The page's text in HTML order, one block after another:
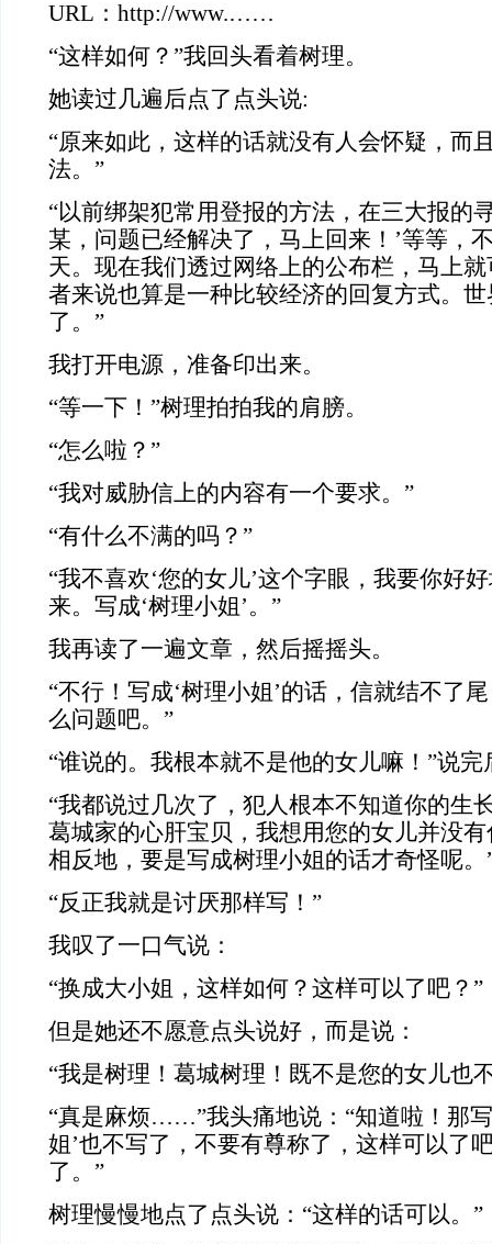
URL：http://www.……
“这样如何？”我回头看着树理。
她读过几遍后点了点头说:
“原来如此，这样的话就没有人会怀疑，而
法。”
“以前绑架犯常用登报的方法，在三大报的
某，问题已经解决了，马上回来！’等等，
天。现在我们透过网络上的公布栏，马上
者来说也算是一种比较经济的回复方式。
了。”
我打开电源，准备印出来。
“等一下！”树理拍拍我的肩膀。
“怎么啦？”
“我对威胁信上的内容有一个要求。”
“有什么不满的吗？”
“我不喜欢‘您的女儿’这个字眼，我要你好
来。写成‘树理小姐’。”
我再读了一遍文章，然后摇摇头。
“不行！写成‘树理小姐’的话，信就结不了
么问题吧。”
“谁说的。我根本就不是他的女儿嘛！”说完
“我都说过几次了，犯人根本不知道你的生
葛城家的心肝宝贝，我想用您的女儿并没
相反地，要是写成树理小姐的话才奇怪呢。
“反正我就是讨厌那样写！”
我叹了一口气说：
“换成大小姐，这样如何？这样可以了吧？”
但是她还不愿意点头说好，而是说：
“我是树理！葛城树理！既不是您的女儿也
“真是麻烦……”我头痛地说：“知道啦！那写
姐’也不写了，不要有尊称了，这样可以了
了。”
树理慢慢地点了点头说：“这样的话可以。”